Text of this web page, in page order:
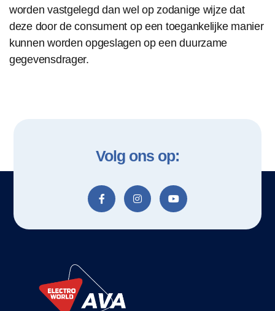
worden vastgelegd dan wel op zodanige wijze dat
deze door de consument op een toegankelijke manier
kunnen worden opgeslagen op een duurzame
gegevensdrager.
Volg ons op: